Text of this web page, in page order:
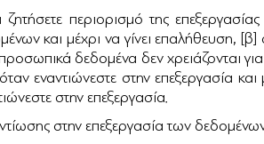
ζητήσετε περιορισμό της
και μέχρι να γίνει επαλήθευση,
δεδομένα δεν χρειάζονται
εναντιώνεστε στην επεξεργασία
στην επεξεργασία.
στην επεξεργασία των